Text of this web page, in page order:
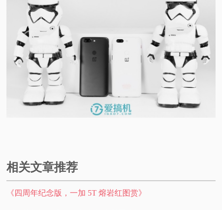
相关文章推荐
《四周年纪念版，一加 5T 熔岩红图赏》